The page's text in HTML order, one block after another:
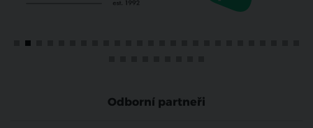
Odborní partneři